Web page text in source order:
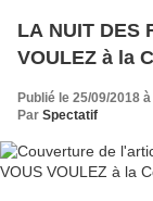
LA NUIT DES
VOULEZ à la
Publié le 25/09/2018
Par Spectatif